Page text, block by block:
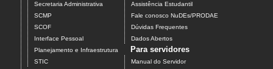
Secretaria Administrativa
SCMP
SCOF
Interface Pessoal
Planejamento e Infraestrutura
STIC
Assistência Estudantil
Fale conosco NuDEs/PRODAE
Dúvidas Frequentes
Dados Abertos
Para servidores
Manual do Servidor